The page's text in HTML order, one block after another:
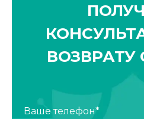
ВОЗВРАТУ
Ваше телефон*